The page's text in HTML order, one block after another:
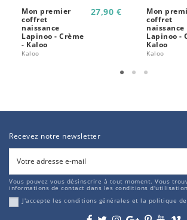
Mon premier
coffret
naissance
Lapinoo - Crème
- Kaloo
Kaloo
27,90 €
Mon
coffret
naissance
Lapinoo -
Kaloo
Kaloo
Recevez notre newsletter
Vous pouvez vous désinscrire à tout moment. Vous
informations de contact dans les conditions
J'accepte les conditions générales et la politique